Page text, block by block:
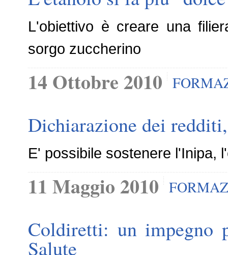
L'obiettivo è creare una
sorgo zuccherino
14 Ottobre 2010
Dichiarazione dei
E' possibile sostenere l'Inipa,
11 Maggio 2010
Coldiretti: un impegno
Salute